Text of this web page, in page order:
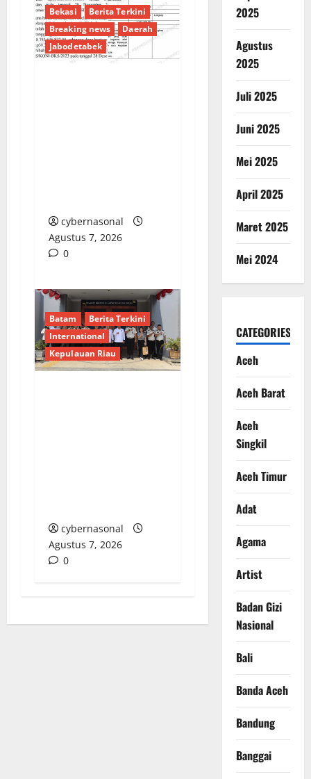
Bekasi
Berita Terkini
Breaking news
Daerah
Jabodetabek
cybernasonal
Agustus 7, 2026
0
Batam
Berita Terkini
International
Kepulauan Riau
cybernasonal
Agustus 7, 2026
0
2025
Agustus
2025
Juli 2025
Juni 2025
Mei 2025
April 2025
Maret 2025
Mei 2024
CATEGORIES
Aceh
Aceh Barat
Aceh
Singkil
Aceh Timur
Adat
Agama
Artist
Badan Gizi
Nasional
Bali
Banda Aceh
Bandung
Banggai